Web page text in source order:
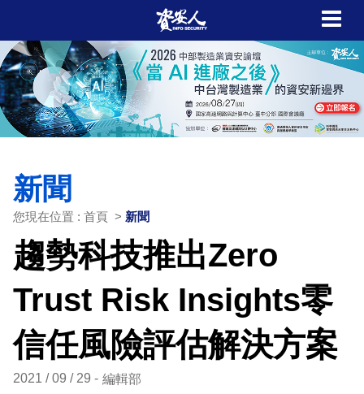
新聞
您現在位置 : 首頁 > 新聞
趨勢科技推出Zero
Trust Risk Insights零
信任風險評估解決方案
2021 / 09 / 29 編輯部